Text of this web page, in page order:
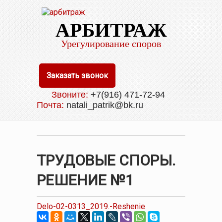
АРБИТРАЖ
Урегулирование споров
Заказать звонок
Звоните: +7(916) 471-72-94
Почта:natali_patrik@bk.ru
ТРУДОВЫЕ СПОРЫ.
РЕШЕНИЕ №1
Delo-02-0313_2019.-Reshenie